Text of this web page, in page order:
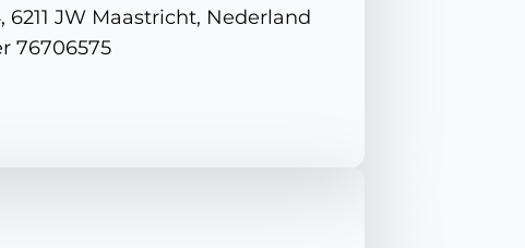
JW Maastricht, Nederland
76706575